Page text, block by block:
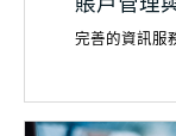
完善的資訊服